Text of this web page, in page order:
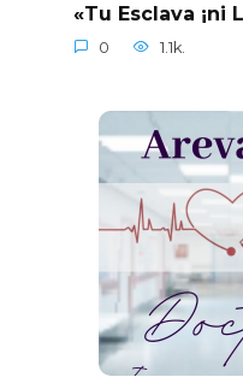
«Tu Esclava ¡ni
0 1.1k.